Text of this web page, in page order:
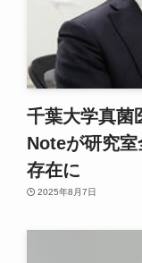
千葉大学真菌
Noteが研究
存在に
2025年8月7日